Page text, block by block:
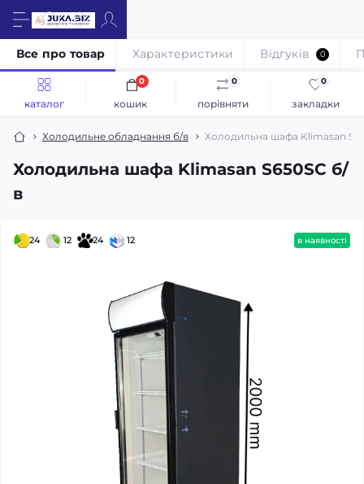
каталог порівняти
0
закладки
0
кошик
0
Холодильне обладнання б/в Холодильна шафа Klimasan
Холодильна шафа Klimasan S650SC б/
в
Все про товар Характеристики Відгуків 0
24 12 24 12 в наявності